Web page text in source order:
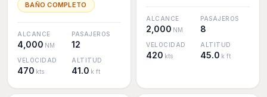
BAÑO COMPLETO
ALCANCE
4,000 NM
PASAJEROS
12
VELOCIDAD
470 kts
ALTITUD
41.0 k ft
ALCANCE
2,000 NM
PASAJEROS
8
VELOCIDAD
420 kts
ALTITUD
45.0 k ft